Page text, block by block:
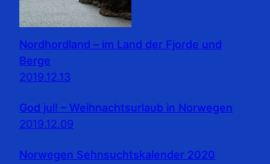
Nordhordland – im Land der Fjorde und
Berge
2019.12.13
God jul! – Weihnachtsurlaub in Norwegen
2019.12.09
Norwegen Sehnsuchtskalender 2020